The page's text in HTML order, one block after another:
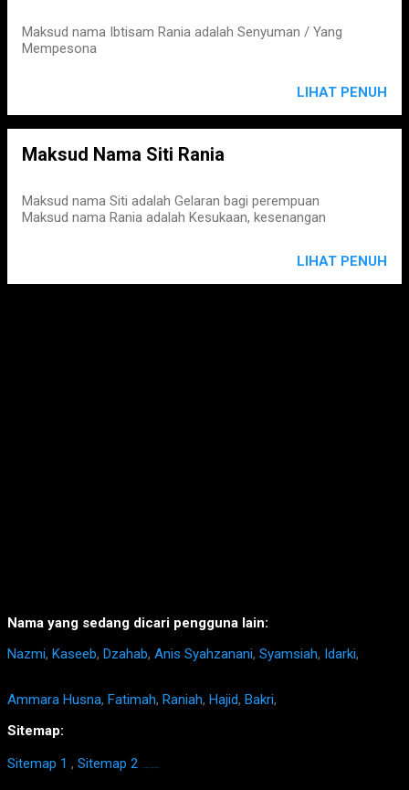
Maksud nama Ibtisam Rania adalah Senyuman / Yang
Mempesona
LIHAT PENUH
Maksud Nama Siti Rania
Maksud nama Siti adalah Gelaran bagi perempuan
Maksud nama Rania adalah Kesukaan, kesenangan
LIHAT PENUH
Nama yang sedang dicari pengguna lain:
Nazmi, Kaseeb, Dzahab, Anis Syahzanani, Syamsiah, Idarki,
Ammara Husna, Fatimah, Raniah, Hajid, Bakri,
Sitemap:
Sitemap 1 , Sitemap 2